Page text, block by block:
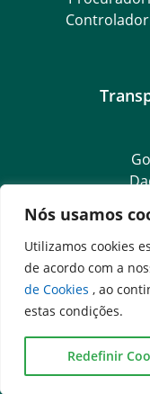
Nós usamos
Utilizamos cookies
de acordo com a
de Cookies , ao
estas condições.
Redefinir
SIC –
e-SIC – Serviço
Acesso às